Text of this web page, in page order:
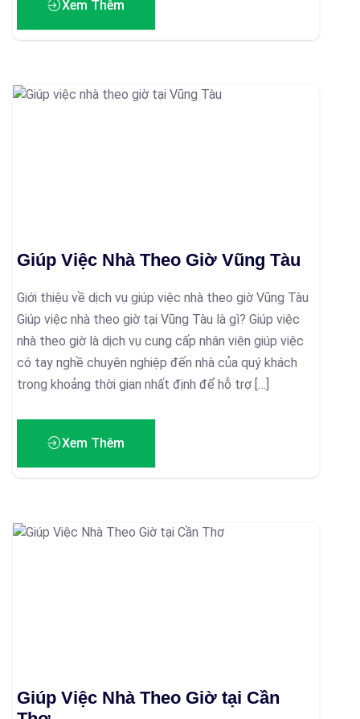
Xem Thêm
Giúp Việc Nhà Theo Giờ Vũng Tàu
Giới thiệu về dịch vụ giúp việc nhà theo giờ Vũng Tàu
Giúp việc nhà theo giờ tại Vũng Tàu là gì? Giúp việc
nhà theo giờ là dịch vụ cung cấp nhân viên giúp việc
có tay nghề chuyên nghiệp đến nhà của quý khách
trong khoảng thời gian nhất định để hỗ trợ […]
Xem Thêm
Giúp Việc Nhà Theo Giờ tại Cần